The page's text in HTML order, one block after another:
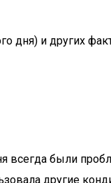
дня) и других
всегда были
другие